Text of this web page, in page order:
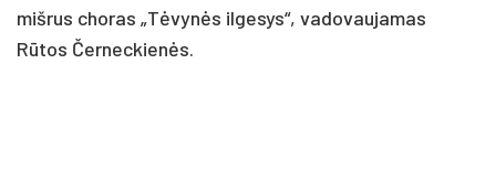
mišrus choras „Tėvynės ilgesys“, vadovaujamas
Rūtos Černeckienės.